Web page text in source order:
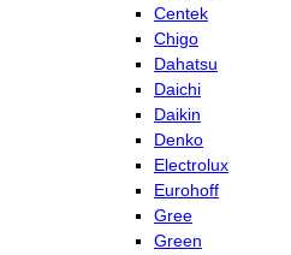
Centek
Chigo
Dahatsu
Daichi
Daikin
Denko
Electrolux
Eurohoff
Gree
Green